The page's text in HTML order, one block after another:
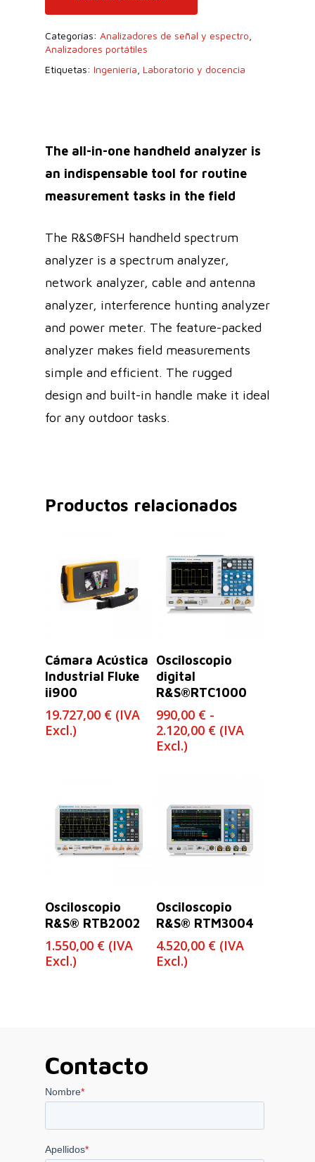
Categorías: Analizadores de señal y espectro
Analizadores portátiles
Etiquetas: Ingeniería Laboratorio y docencia
The all-in-one handheld analyzer is
an indispensable tool for routine
measurement tasks in the field
The R&S®FSH handheld spectrum
analyzer is a spectrum analyzer,
network analyzer, cable and antenna
analyzer, interference hunting analyzer
and power meter. The feature-packed
analyzer makes field measurements
simple and efficient. The rugged
design and built-in handle make it ideal
for any outdoor tasks.
Productos relacionados
Leer Más
Cámara Acústica
Industrial Fluke
ii900
19.727,00 € (IVA
Excl.)
Seleccionar
Opciones
Osciloscopio
digital
R&S®RTC1000
990,00 € -
2.120,00 €Rango
hasta
2.120,00 €
(IVA
Excl.)
Osciloscopio
R&S® RTB2002
1.550,00 € (IVA
Excl.)
Osciloscopio
R&S® RTM3004
4.520,00 € (IVA
Excl.)
Contacto